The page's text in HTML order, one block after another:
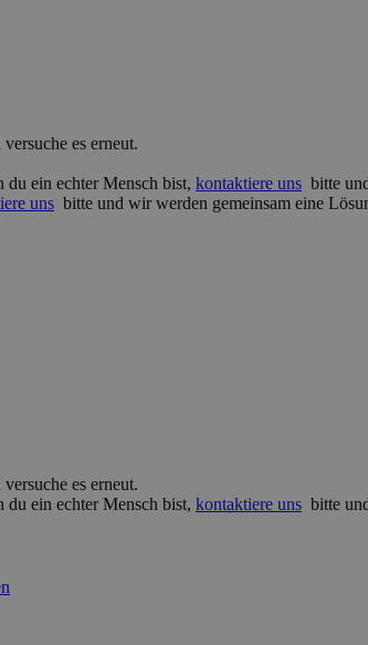
es erneut.
du ein echter Mensch bist, kontaktiere uns bitte
uns bitte und wir werden gemeinsam eine
es erneut.
du ein echter Mensch bist, kontaktiere uns bitte